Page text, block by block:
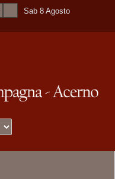
Sab 8 Agosto